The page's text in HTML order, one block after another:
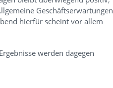
Geschäftserwartungen
hierfür scheint vor allem
werden dagegen